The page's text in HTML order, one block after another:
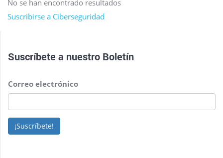
No se han encontrado resultados
Suscribirse a Ciberseguridad
Suscríbete a nuestro Boletín
Correo electrónico
¡Suscríbete!